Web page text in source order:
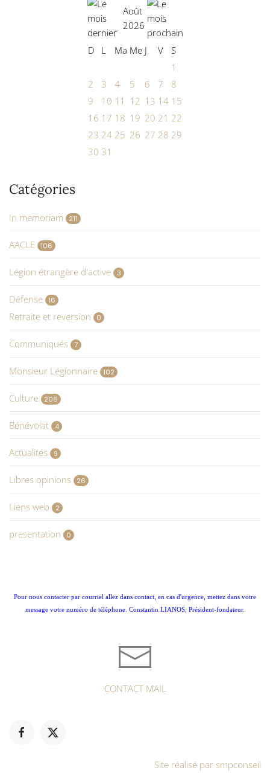
Août
2026
D L Ma Me J V
S
1
2
3 4 5 6 7
8
9
10 11 12 13 14 15
16 17 18 19 20 21 22
23 24 25 26 27 28 29
30 31
Catégories
In memoriam 211
AACLE 106
Légion étrangère d'active 3
Défense 16
Retraite et reversion 0
Communiqués 7
Monsieur Légionnaire 102
Culture 206
Bénévolat 4
Actualités 9
Libres opinions 26
Liens web 2
presentation 0
Pour nous contacter par courriel allez dans contact, en cas d'urgence, mettez dans votre
message votre numéro de téléphone. Constantin LIANOS, Président-fondateur.
CONTACT MAIL
Site réalisé par smpconseil